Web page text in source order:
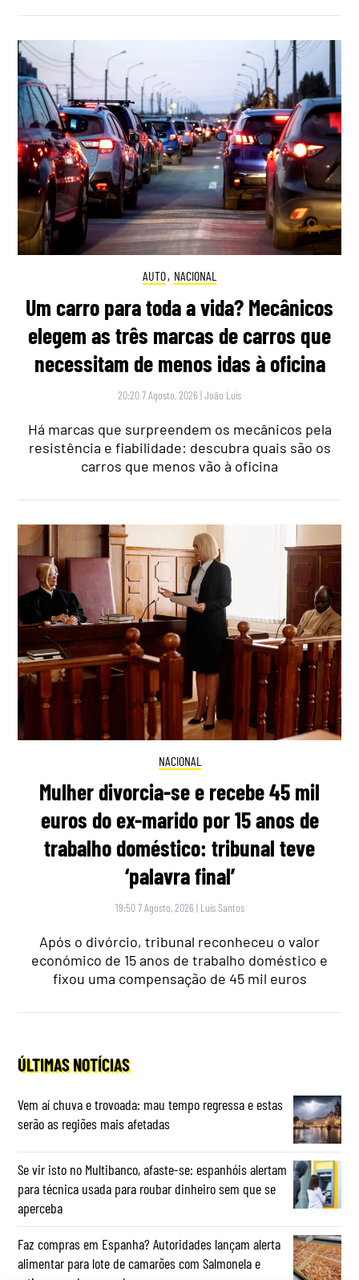
AUTO, NACIONAL
Um carro para toda a vida? Mecânicos
elegem as três marcas de carros que
necessitam de menos idas à oficina
20:20 7 Agosto, 2026 |João Luís
Há marcas que surpreendem os mecânicos pela
resistência e fiabilidade: descubra quais são os
carros que menos vão à oficina
NACIONAL
Mulher divorcia-se e recebe 45 mil
euros do ex-marido por 15 anos de
trabalho doméstico: tribunal teve
‘palavra final’
19:50 7 Agosto, 2026 | Luís Santos
Após o divórcio, tribunal reconheceu o valor
económico de 15 anos de trabalho doméstico e
fixou uma compensação de 45 mil euros
ÚLTIMAS NOTÍCIAS
Vem aí chuva e trovoada: mau tempo regressa e estas
serão as regiões mais afetadas
Se vir isto no Multibanco, afaste-se: espanhóis alertam
para técnica usada para roubar dinheiro sem que se
aperceba
Faz compras em Espanha? Autoridades lançam alerta
alimentar para lote de camarões com Salmonela e